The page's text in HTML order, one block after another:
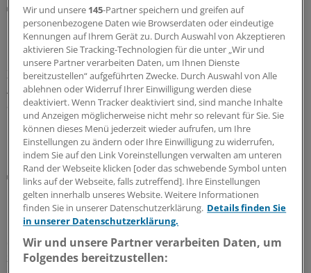
Leitlinien-Update
Bruxismus bei Kindern: Wann ist es harmlos –
und wann behandlungsbedürftig?
In der Sprechstunde berichten besorgte Eltern über
Zähneknirschen bei ihrem Kind: Welche Optionen haben
Ärztinnen und Ärzte nun? Bei der Einordnung hilft die
aktualisierte S3-Leitlinie Bruxismus.
16.07.2026
Nahrungsergänzungsmittel für Kinder
Einschlafhilfe: Pädiater warnen vor
melatoninhaltigen Gummibärchen
Melatonin ist als Arzneimittel nur bei wenigen klar
definierten Indikationen unter ärztlicher Kontrolle
zugelassen. Das steht im Widerspruch zu der
Wir und unsere 145-Partner speichern und greifen auf
personenbezogene Daten wie Browserdaten oder eindeutige
Kennungen auf Ihrem Gerät zu. Durch Auswahl von Akzeptieren
aktivieren Sie Tracking-Technologien für die unter „Wir und
unsere Partner verarbeiten Daten, um Ihnen Dienste
bereitzustellen“ aufgeführten Zwecke. Durch Auswahl von Alle
ablehnen oder Widerruf Ihrer Einwilligung werden diese
deaktiviert. Wenn Tracker deaktiviert sind, sind manche Inhalte
und Anzeigen möglicherweise nicht mehr so relevant für Sie. Sie
können dieses Menü jederzeit wieder aufrufen, um Ihre
Einstellungen zu ändern oder Ihre Einwilligung zu widerrufen,
indem Sie auf den Link Voreinstellungen verwalten am unteren
Rand der Webseite klicken [oder das schwebende Symbol unten
links auf der Webseite, falls zutreffend]. Ihre Einstellungen
gelten innerhalb unseres Website. Weitere Informationen
finden Sie in unserer Datenschutzerklärung. Details finden Sie
in unserer Datenschutzerklärung.
Wir und unsere Partner verarbeiten Daten, um
Folgendes bereitzustellen: